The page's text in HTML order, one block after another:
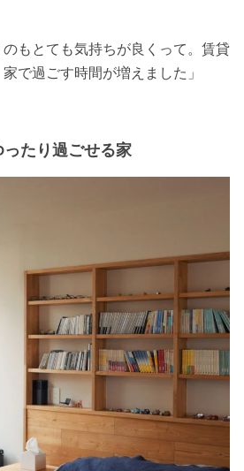
も とても気持ちが良くって。賃貸
で過ごす時間が増えました」
たり過ごせる家